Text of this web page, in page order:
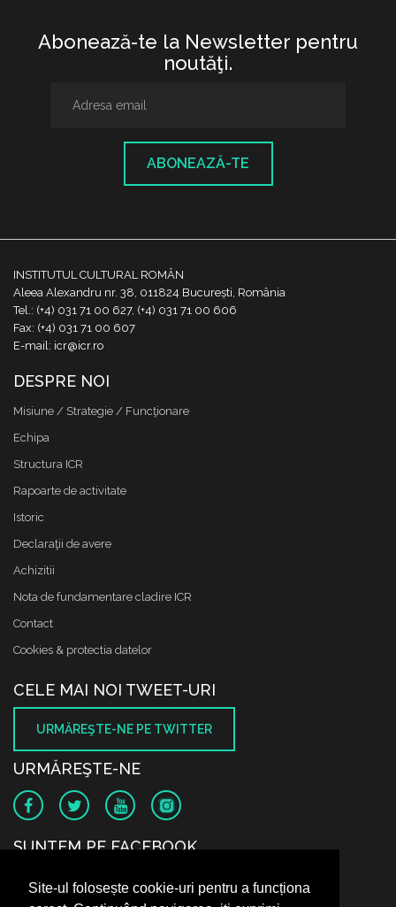
Site-ul folosește cookie-uri pentru a funcționa
Abonează-te la Newsletter pentru
noutăţi.
ABONEAZĂ-TE
INSTITUTUL CULTURAL ROMÂN
Aleea Alexandru nr. 38, 011824 București, România
Tel.: (+4) 031 71 00 627, (+4) 031 71 00 606
Fax: (+4) 031 71 00 607
E-mail: icr@icr.ro
DESPRE NOI
Misiune / Strategie / Funcţionare
Echipa
Structura ICR
Rapoarte de activitate
Istoric
Declaraţii de avere
Achizitii
Nota de fundamentare cladire ICR
Contact
Cookies & protectia datelor
CELE MAI NOI TWEET-URI
URMĂREŞTE-NE PE TWITTER
URMĂREŞTE-NE
SUNTEM PE FACEBOOK